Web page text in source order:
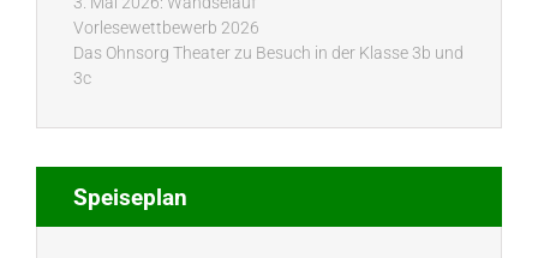
Vorlesewettbewerb 2026
Das Ohnsorg Theater zu Besuch in der Klasse 3b und
3c
Speiseplan